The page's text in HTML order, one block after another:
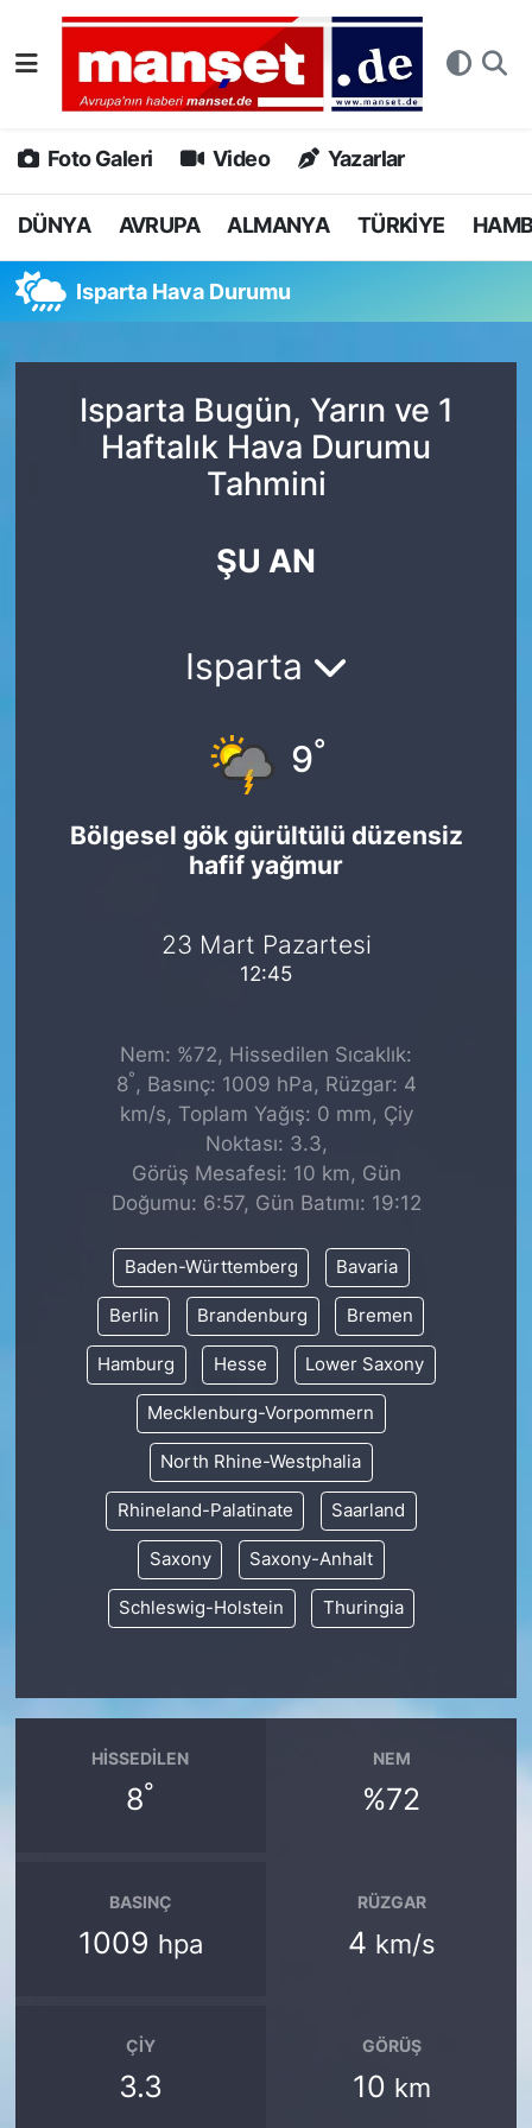
Foto Galeri Video Yazarlar
DÜNYA AVRUPA ALMANYA TÜRKİYE
Isparta Hava Durumu
Isparta Bugün, Yarın ve 1
Haftalık Hava Durumu
Tahmini
ŞU AN
Isparta
9°
Bölgesel gök gürültülü düzensiz
hafif yağmur
23 Mart Pazartesi
12:45
Nem: %72, Hissedilen Sıcaklık:
8° , Basınç: 1009 hPa, Rüzgar: 4
km/s, Toplam Yağış: 0 mm, Çiy
Noktası: 3.3,
Görüş Mesafesi: 10 km, Gün
Doğumu: 6:57, Gün Batımı: 19:12
Baden-Württemberg Bavaria
Berlin Brandenburg Bremen
Hamburg Hesse Lower Saxony
Mecklenburg-Vorpommern
North Rhine-Westphalia
Rhineland-Palatinate Saarland
Saxony Saxony-Anhalt
Schleswig-Holstein Thuringia
HISSEDILEN
8°
NEM
%72
BASINÇ
1009 hpa
RÜZGAR
4 km/s
ÇIY
3.3
GÖRÜŞ
10 km
DÜNYA
AVRUPA
ALMANYA
SPOR
DEUTSCH
Nöbetçi Eczaneler
Hava Durumu
Namaz Vakitleri
Tüm Manşetler
Son Dakika Haberleri